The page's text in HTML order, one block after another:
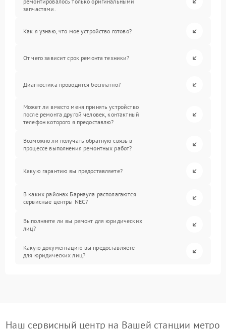
запчастями.
Как я узнаю, что мое устройство готово?
От чего зависит срок ремонта техники?
Диагностика проводится бесплатно?
Может ли вместо меня принять устройство
после ремонта другой человек, контактный
телефон которого я предоставлю?
Возможно ли получать обратную связь в
процессе выполнения ремонтных работ?
Какую гарантию вы предоставляете?
В каких районах Барнаула располагаются
сервисные центры NEC?
Выполняете ли вы ремонт для юридических
лиц?
Какую документацию вы предоставляете
для юридических лиц?
Наш сервисный центр на Вашей станции метро